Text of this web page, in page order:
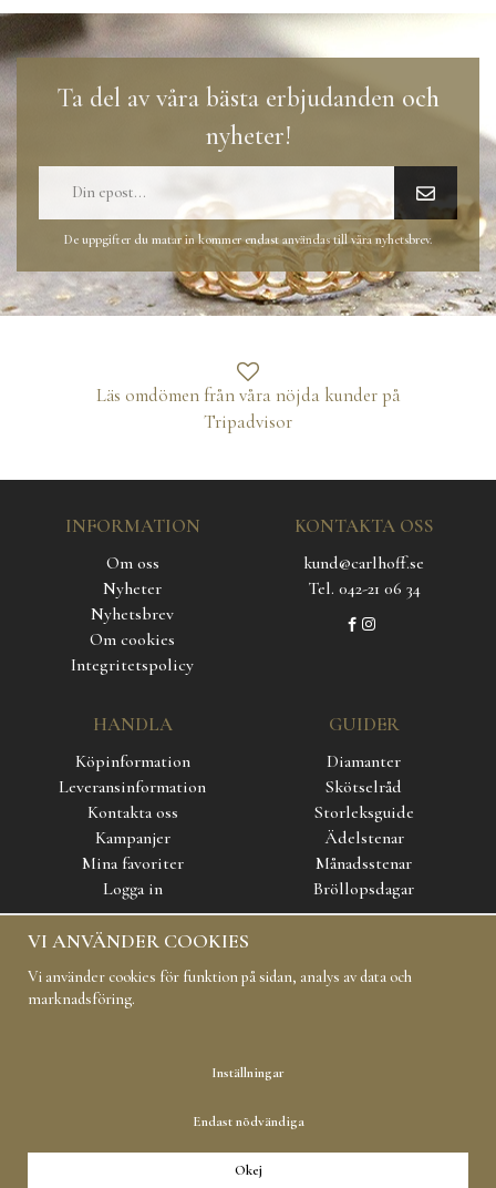
Ta del av våra bästa erbjudanden och
nyheter!
De uppgifter du matar in kommer endast användas till våra nyhetsbrev.
Läs omdömen från våra nöjda kunder på
Tripadvisor
INFORMATION
Om oss
Nyheter
Nyhetsbrev
Om cookies
Integritetspolicy
KONTAKTA OSS
kund@carlhoff.se
Tel. 042-21 06 34
HANDLA
Köpinformation
Leveransinformation
Kontakta oss
Kampanjer
Mina favoriter
Logga in
GUIDER
Diamanter
Skötselråd
Storleksguide
Ädelstenar
Månadsstenar
Bröllopsdagar
SOCIAL MEDIA
VI ANVÄNDER COOKIES
Vi använder cookies för funktion på sidan, analys av data och
marknadsföring.
Inställningar
Endast nödvändiga
Okej